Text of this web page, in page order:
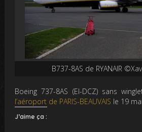
B737-8AS de RYANAIR
Boeing 737-8AS (EI-DCZ) sans
l’aéroport de PARIS-BEAUVAIS le 19
J’aime ça :